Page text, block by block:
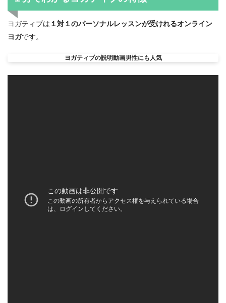
ヨガティブは １対１のパーソナルレッスンが受けれるオンライン
ヨガです。
ヨガティブの説明動画 男性にも人気